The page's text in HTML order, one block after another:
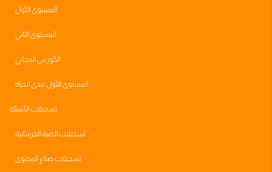
المستوى الأول
المستوى الثاني
الكورس المجاني
المستوى الأول مدى الحياه
تسجيلات الأسئلة
تسجيلات الصبة الخرسانية
تسجيلات صناع المحتوى